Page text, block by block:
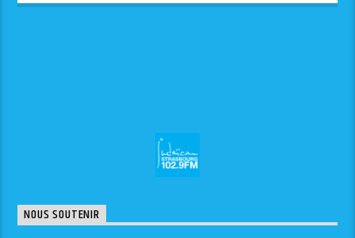
NOUS SOUTENIR